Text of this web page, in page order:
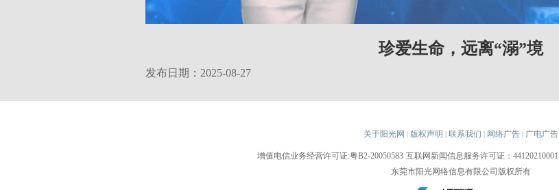
珍爱生命，远离“溺”境
发布日期：2025-08-27
关于阳光网 | 版权声明 | 联系我们 | 网络广告 | 广电广告
增值电信业务经营许可证:粤B2-20050583 互联网新闻信息服务许可证：44120210001
东莞市阳光网络信息有限公司版权所有